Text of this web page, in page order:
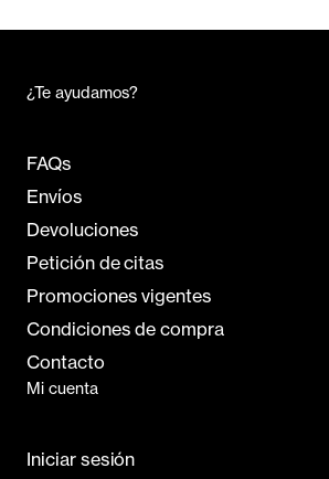
¿Te ayudamos?
FAQs
Envíos
Devoluciones
Petición de citas
Promociones vigentes
Condiciones de compra
Contacto
Mi cuenta
Iniciar sesión